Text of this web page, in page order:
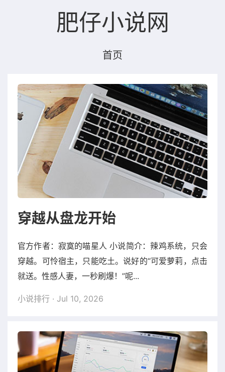
肥仔小说网
首页
穿越从盘龙开始
官方作者：寂寞的喵星人 小说简介：辣鸡系统，只会
穿越。可怜宿主，只能吃土。说好的“可爱萝莉，点击
就送。性感人妻，一秒刷爆！”呢...
小说排行 · Jul 10, 2026